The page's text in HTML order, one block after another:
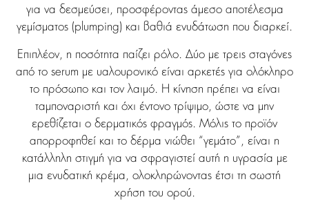
για να δεσμεύσει, προσφέροντας άμεσο αποτέλεσμα
γεμίσματος (plumping) και βαθιά ενυδάτωση που διαρκεί.
Επιπλέον, η ποσότητα παίζει ρόλο. Δύο με τρεις σταγόνες
από το serum με υαλουρονικό είναι αρκετές για ολόκληρο
το πρόσωπο και τον λαιμό. Η κίνηση πρέπει να είναι
ταμποναριστή και όχι έντονο τρίψιμο, ώστε να μην
ερεθίζεται ο δερματικός φραγμός. Μόλις το προϊόν
απορροφηθεί και το δέρμα νιώθει “γεμάτο”, είναι η
κατάλληλη στιγμή για να σφραγιστεί αυτή η υγρασία με
μια ενυδατική κρέμα, ολοκληρώνοντας έτσι τη σωστή
χρήση του ορού.